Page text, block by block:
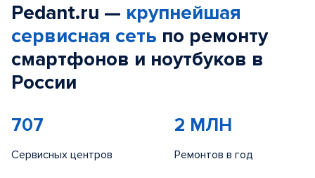
Pedant.ru — крупнейшая
сервисная сеть по ремонту
смартфонов и ноутбуков в
России
707
Сервисных центров
2 МЛН
Ремонтов в год